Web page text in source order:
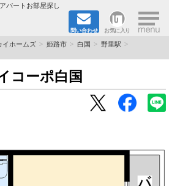
パートお部屋探し
問い合わせ お気に入り ×
☆
イホームズ 姫路市 白国
野里駅
コーポ白国